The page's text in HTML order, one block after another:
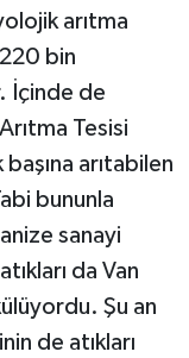
arıtma
bin
İçinde de
Tesisi
arıtabilen
bununla
sanayi
da Van
Şu an
de atıkları